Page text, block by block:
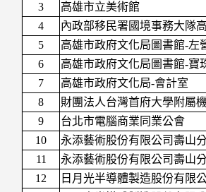
3
高雄市立美術館
4
內政部移民署國境事務大隊
5
高雄市政府文化局圖書館-左
6
高雄市政府文化局圖書館-寶
7
高雄市政府文化局-會計室
8
財團法人台灣首府大學附屬
9
台北市電腦商業同業公會
10
永添藝術股份有限公司壽山
11
永添藝術股份有限公司壽山
12
日月光半導體製造股份有限